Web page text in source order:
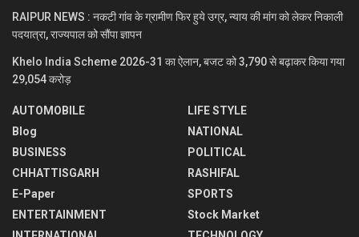
RAIPUR NEWS : नकटी गांव के ग्रामीण फिर हुये उग्र, न्याय की मांग को लेकर निकाली
पदयात्रा, राज्यपाल को सौंपा ज्ञापन
Khelo India Scheme 2026-31 का ऐलान, बजट को 3,790 से बढ़ाकर किया गया
29,054 करोड़
AUTOMOBILE
Blog
BUSINESS
CHHATTISGARH
E-Paper
ENTERTAINMENT
LIFE STYLE
NATIONAL
POLITICAL
RASHIFAL
SPORTS
Stock Market